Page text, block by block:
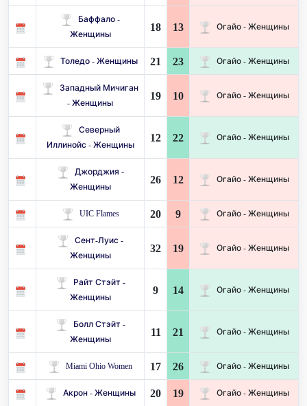
Баффало -
Женщины
18 13 Огайо - Женщины
Толедо - Женщины 21 23 Огайо - Женщины
Западный Мичиган
- Женщины
19 10 Огайо - Женщины
Северный
Иллинойс - Женщины
12 22 Огайо - Женщины
Джорджия -
Женщины
26 12 Огайо - Женщины
UIC Flames 20 9 Огайо - Женщины
Сент-Луис -
Женщины
32 19 Огайо - Женщины
Райт Стэйт -
Женщины
9 14 Огайо - Женщины
Болл Стэйт -
Женщины
11 21 Огайо - Женщины
Miami Ohio Women 17 26 Огайо - Женщины
Акрон - Женщины 20 19 Огайо - Женщины